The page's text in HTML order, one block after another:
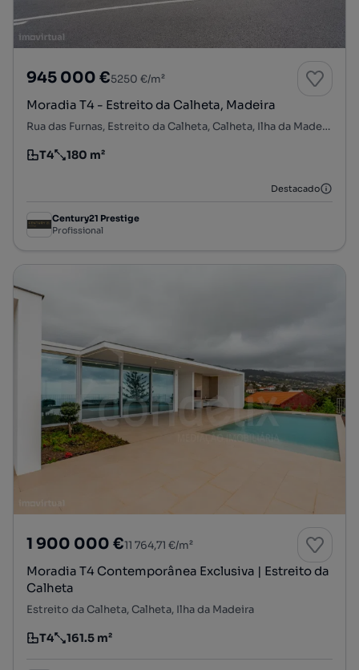
945 000 €5250 €/m²
Moradia T4 - Estreito da Calheta, Madeira
Rua das Furnas, Estreito da Calheta, Calheta, Ilha da Madeira
Tipologia
T4
Preço por metro quadrado
180 m²
Destacado
Century21 Prestige
Profissional
1 900 000 €11 764,71 €/m²
Moradia T4 Contemporânea Exclusiva | Estreito da
Calheta
Estreito da Calheta, Calheta, Ilha da Madeira
Tipologia
T4
Preço por metro quadrado
161.5 m²